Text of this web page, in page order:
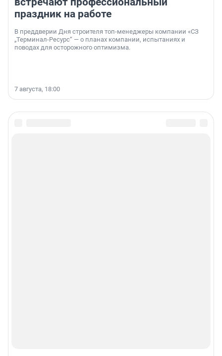
праздник на работе
В преддверии Дня строителя топ-менеджеры компании «СЗ
„Терминал-Ресурс“ — о планах компании, испытаниях и
поводах для осторожного оптимизма.
7 августа, 18:00